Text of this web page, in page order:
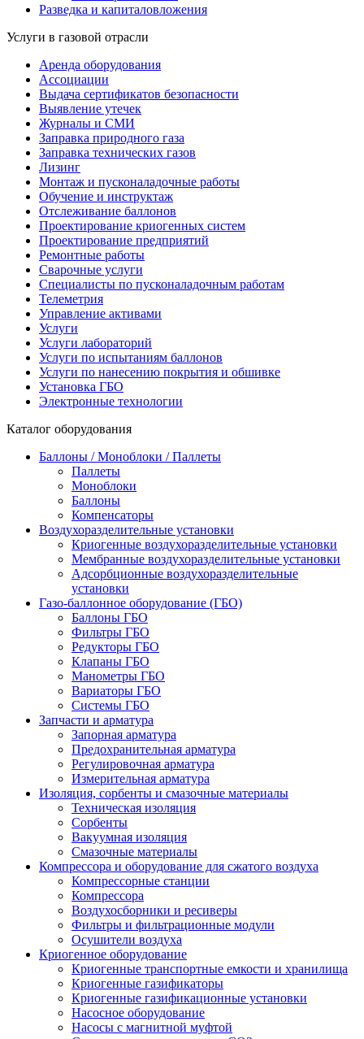
Разведка и капиталовложения
Услуги в газовой отрасли
Аренда оборудования
Ассоциации
Выдача сертификатов безопасности
Выявление утечек
Журналы и СМИ
Заправка природного газа
Заправка технических газов
Лизинг
Монтаж и пусконаладочные работы
Обучение и инструктаж
Отслеживание баллонов
Проектирование криогенных систем
Проектирование предприятий
Ремонтные работы
Сварочные услуги
Специалисты по пусконаладочным работам
Телеметрия
Управление активами
Услуги
Услуги лабораторий
Услуги по испытаниям баллонов
Услуги по нанесению покрытия и обшивке
Установка ГБО
Электронные технологии
Каталог оборудования
Баллоны / Моноблоки / Паллеты
Паллеты
Моноблоки
Баллоны
Компенсаторы
Воздухоразделительные установки
Криогенные воздухоразделительные установки
Мембранные воздухоразделительные установки
Адсорбционные воздухоразделительные
установки
Газо-баллонное оборудование (ГБО)
Баллоны ГБО
Фильтры ГБО
Редукторы ГБО
Клапаны ГБО
Манометры ГБО
Вариаторы ГБО
Системы ГБО
Запчасти и арматура
Запорная арматура
Предохранительная арматура
Регулировочная арматура
Измерительная арматура
Изоляция, сорбенты и смазочные материалы
Техническая изоляция
Сорбенты
Вакуумная изоляция
Смазочные материалы
Компрессора и оборудование для сжатого воздуха
Компрессорные станции
Компрессора
Воздухосборники и ресиверы
Фильтры и фильтрационные модули
Осушители воздуха
Криогенное оборудование
Криогенные транспортные емкости и хранилища
Криогенные газификаторы
Криогенные газификационные установки
Насосное оборудование
Насосы с магнитной муфтой